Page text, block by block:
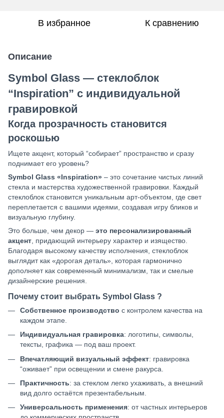
В избранное К сравнению
Описание
Symbol Glass — стеклоблок
“Inspiration” с индивидуальной
гравировкой
Когда прозрачность становится
роскошью
Ищете акцент, который “собирает” пространство и сразу
поднимает его уровень?
Symbol Glass «Inspiration» – это сочетание чистых линий
стекла и мастерства художественной гравировки. Каждый
стеклоблок становится уникальным арт-объектом, где свет
переплетается с вашими идеями, создавая игру бликов и
визуальную глубину.
Это больше, чем декор — это персонализированный
акцент , придающий интерьеру характер и изящество.
Благодаря высокому качеству исполнения, стеклоблок
выглядит как «дорогая деталь», которая гармонично
дополняет как современный минимализм, так и смелые
дизайнерские решения.
Почему стоит выбрать Symbol Glass ?
Собственное производство с контролем качества на
каждом этапе.
Индивидуальная гравировка: логотипы, символы,
тексты, графика — под ваш проект.
Впечатляющий визуальный эффект: гравировка
“оживает” при освещении и смене ракурса.
Практичность: за стеклом легко ухаживать, а внешний
вид долго остаётся презентабельным.
Универсальность применения: от частных интерьеров